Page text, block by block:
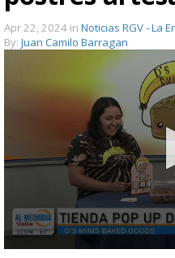
Apr 22, 2024 in Noticias RGV - La
By: Juan Camilo Barragan